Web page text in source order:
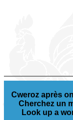
Cweroz après
Cherchez un
Look up a